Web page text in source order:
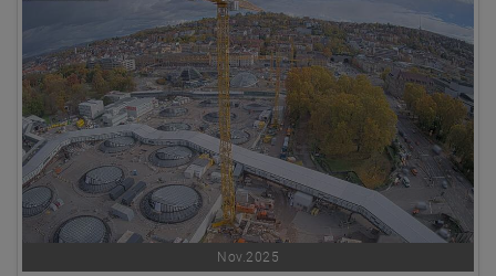
Nov.2025